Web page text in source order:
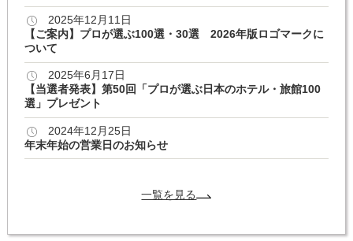
2025年12月11日
【ご案内】プロが選ぶ100選・30選 2026年版ロゴマークに
ついて
2025年6月17日
【当選者発表】第50回「プロが選ぶ日本のホテル・旅館100
選」プレゼント
2024年12月25日
年末年始の営業日のお知らせ
一覧を見る